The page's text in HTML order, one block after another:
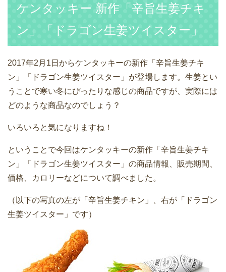
ケンタッキー 新作「辛旨生姜チキ
ン」「ドラゴン生姜ツイスター」
2017年2月1日からケンタッキーの新作「辛旨生姜チキ
ン」「ドラゴン生姜ツイスター」が登場します。生姜とい
うことで寒い冬にぴったりな感じの商品ですが、実際には
どのような商品なのでしょう？
いろいろと気になりますね！
ということで今回はケンタッキーの新作「辛旨生姜チキ
ン」「ドラゴン生姜ツイスター」の商品情報、販売期間、
価格、カロリーなどについて調べました。
（以下の写真の左が「辛旨生姜チキン」、右が「ドラゴン
生姜ツイスター」です）